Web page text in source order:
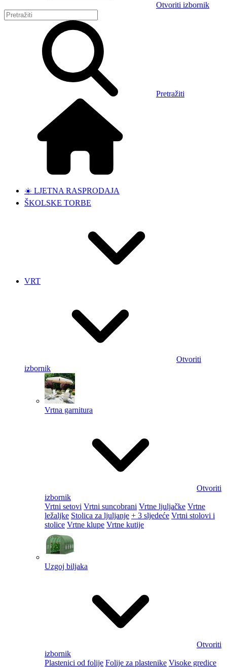
Otvoriti izbornik
Pretražiti
☀️ LJETNA RASPRODAJA
ŠKOLSKE TORBE
VRT
Otvoriti
izbornik
Vrtna garnitura
Otvoriti
izbornik
Vrtni setovi Vrtni suncobrani Vrtne ljuljačke Vrtne
ležaljke Stolica za ljuljanje + 3 sljedeće Vrtni stolovi i
stolice Vrtne klupe Vrtne kutije
Uzgoj biljaka
Otvoriti
izbornik
Plastenici od folije Folije za plastenike Visoke gredice